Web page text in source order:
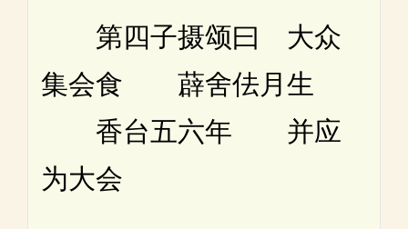
第四子摄颂曰 大众
集会食 薜舍佉月生
香台五六年 并应
为大会